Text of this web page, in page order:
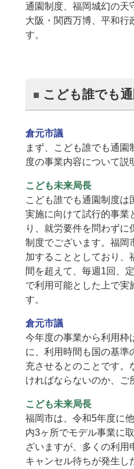
通園制度、福岡城幻の天
大阪・関西万博、平和行
す。
こども誰でも
倉元市議
まず、こども誰でも通
度の事業内容について説
こども未来局長
こども誰でも通園制度は
実施に向けて試行的事業
り、就労要件を問わずに
制度でございます。福岡
加することとしており、
間を超えて、毎週1回、
で利用可能とした上で実
す。
倉元市議
今年度の事業から利用枠
に、利用時間も国の基準
充させるとのことです。
ければならないのか、ご
こども未来局長
福岡市は、令和5年度に
内3ヶ所でモデル事業に
ざいますが、多くの利用
キャンセル待ちが発生し